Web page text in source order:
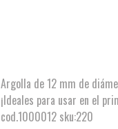
Argolla de 12 mm de
¡Ideales para usar en el
cod.1000012 sku:220